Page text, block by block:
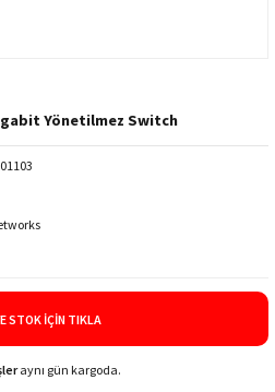
Yönetilmez Switch
STOK İÇIN TIKLA
aynı gün kargoda.